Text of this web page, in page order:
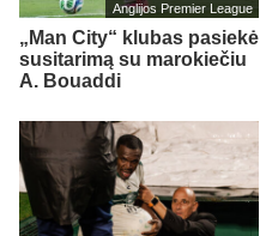
Anglijos Premier League
„Man City“ klubas pasiekė
susitarimą su marokiečiu
A. Bouaddi